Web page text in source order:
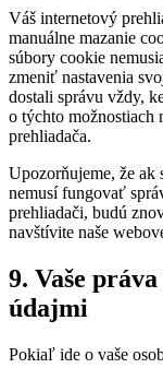
Váš internetový
manuálne mazanie
súbory cookie
zmeniť nastavenia
dostali správu vždy,
o týchto možnostiach
prehliadača.
Upozorňujeme, že ak
nemusí fungovať
prehliadači, budú
navštívite naše
9. Vaše
údajmi
Pokiaľ ide o vaše